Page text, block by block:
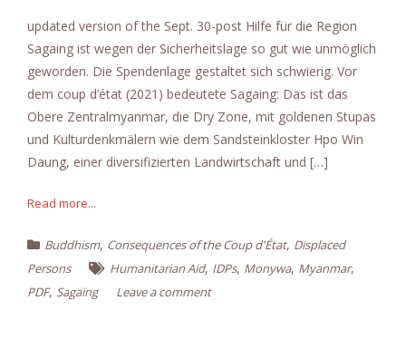
updated version of the Sept. 30-post Hilfe für die Region
Sagaing ist wegen der Sicherheitslage so gut wie unmöglich
geworden. Die Spendenlage gestaltet sich schwierig. Vor
dem coup d’état (2021) bedeutete Sagaing: Das ist das
Obere Zentralmyanmar, die Dry Zone, mit goldenen Stupas
und Kulturdenkmälern wie dem Sandsteinkloster Hpo Win
Daung, einer diversifizierten Landwirtschaft und […]
Read more...
Buddhism, Consequences of the Coup d'État, Displaced
Persons
Humanitarian Aid, IDPs, Monywa, Myanmar,
PDF, Sagaing Leave a comment